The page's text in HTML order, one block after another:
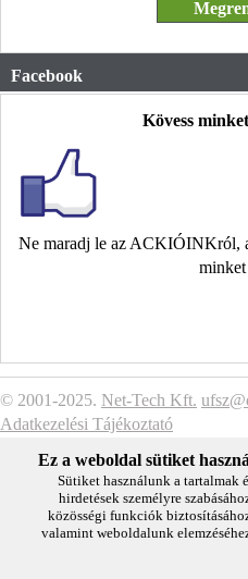
Facebook
Kövess
Ne maradj le az ACKIÓINKról,
© 2001-2025. Net-Tech Kft.
Adatkezelési Tájékoztató
Ez a weboldal sütiket
Sütiket használunk a tartalmak
hirdetések személyre
közösségi funkciók
valamint weboldalunk